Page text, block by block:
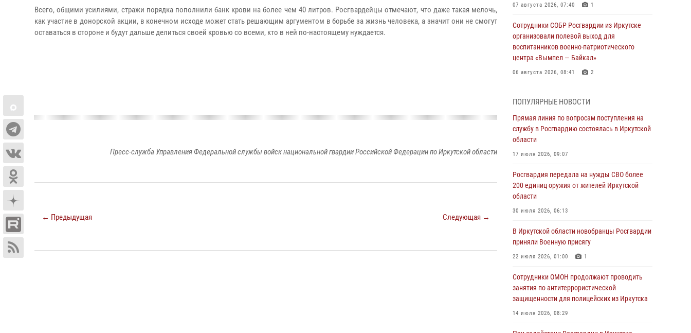
Всего, общими усилиями, стражи порядка пополнили банк крови на более чем 40 литров. Росгвардейцы отмечают, что даже такая мелочь,
как участие в донорской акции, в конечном исходе может стать решающим аргументом в борьбе за жизнь человека, а значит они не смогут
оставаться в стороне и будут дальше делиться своей кровью со всеми, кто в ней по-настоящему нуждается.
Пресс-служба Управления Федеральной службы войск национальной гвардии Российской Федерации по Иркутской области
← Предыдущая Следующая →
07 августа 2026, 07:40 1
Сотрудники СОБР Росгвардии из Иркутске
организовали полевой выход для
воспитанников военно-патриотического
центра «Вымпел — Байкал»
06 августа 2026, 08:41 2
Росгвардии по Иркутской области по самбо
05 августа 2026, 07:44 4
Военнослужащий Росгвардии из Иркутска
а не казаться»
04 августа 2026, 07:14 3
03 августа 2026, 04:55
Росгвардия обеспечила безопасность
десантных войск в Иркутской области
03 августа 2026, 03:32
(видео)
ПОПУЛЯРНЫЕ НОВОСТИ
Прямая линия по вопросам поступления на
службу в Росгвардию состоялась в Иркутской
области
17 июля 2026, 09:07
Росгвардия передала на нужды СВО более
200 единиц оружия от жителей Иркутской
области
30 июля 2026, 06:13
В Иркутской области новобранцы Росгвардии
приняли Военную присягу
22 июля 2026, 01:00 1
Сотрудники ОМОН продолжают проводить
занятия по антитеррористической
защищенности для полицейских из Иркутска
14 июля 2026, 08:29